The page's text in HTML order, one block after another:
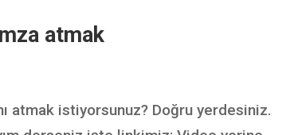
atmak
atmak istiyorsunuz? Doğru yerdesiniz.